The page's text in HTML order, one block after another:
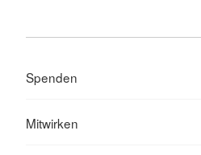
Spenden
Mitwirken